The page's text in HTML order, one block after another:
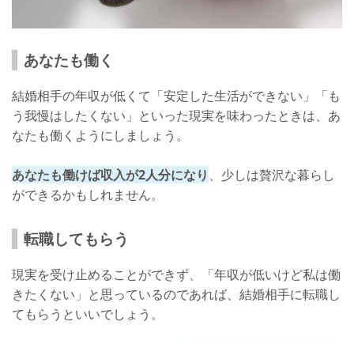
あなたも働く
結婚相手の年収が低くて「安定した生活ができない」「も
う我慢はしたくない」といった現実を味わったときは、あ
なたも働くようにしましょう。
あなたも働けば収入が2人分になり 、少しは贅沢な暮らし
ができるかもしれません。
転職してもらう
現実を受け止めることができず、「年収が低いけど私は働
きたくない」と思っているのであれば、結婚相手に転職し
てもらうといいでしょう。